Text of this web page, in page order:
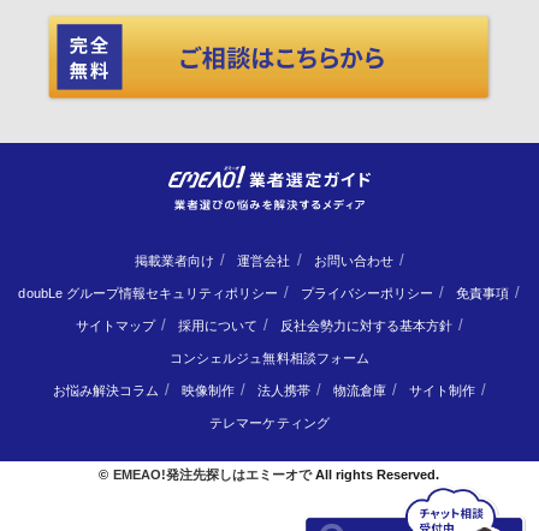
掲載業者向け 運営会社 お問い合わせ
doubLe グループ情報セキュリティポリシー プライバシーポリシー 免責事項
サイトマップ 採用について 反社会勢力に対する基本方針
コンシェルジュ無料相談フォーム
お悩み解決コラム 映像制作 法人携帯 物流倉庫 サイト制作
テレマーケティング
© EMEAO!発注先探しはエミーオでAll rights Reserved.